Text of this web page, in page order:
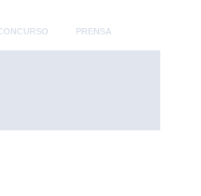
PRENSA